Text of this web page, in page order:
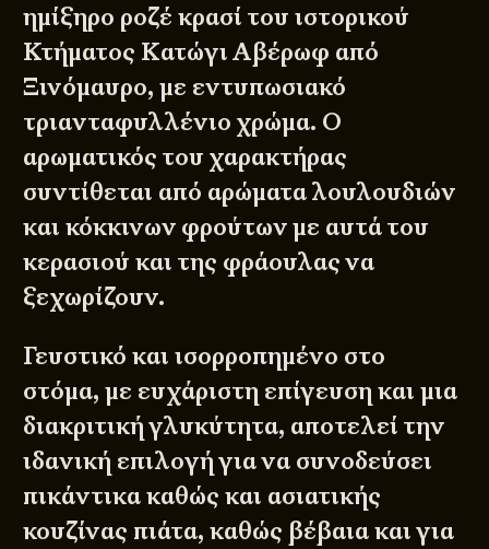
ημίξηρο ροζέ κρασί του ιστορικού
Κτήματος Κατώγι Αβέρωφ από
Ξινόμαυρο, με εντυπωσιακό
τριανταφυλλένιο χρώμα. Ο
αρωματικός του χαρακτήρας
συντίθεται από αρώματα λουλουδιών
και κόκκινων φρούτων με αυτά του
κερασιού και της φράουλας να
ξεχωρίζουν.
Γευστικό και ισορροπημένο στο
στόμα, με ευχάριστη επίγευση και μια
διακριτική γλυκύτητα, αποτελεί την
ιδανική επιλογή για να συνοδεύσει
πικάντικα καθώς και ασιατικής
κουζίνας πιάτα, καθώς βέβαια και για